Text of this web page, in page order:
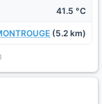
41.5 °C
(5.2 km)